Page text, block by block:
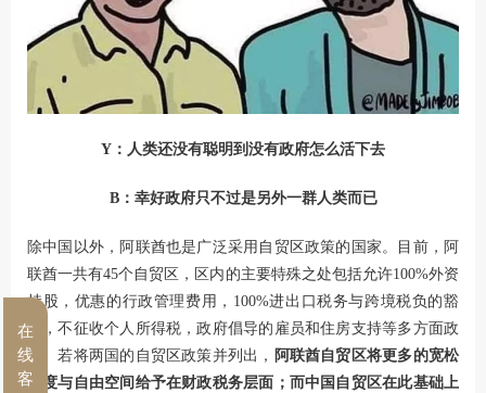
Y：人类还没有聪明到没有政府怎么活下去
B：幸好政府只不过是另外一群人类而已
除中国以外，阿联酋也是广泛采用自贸区政策的国家。目前，阿
联酋一共有45个自贸区，区内的主要特殊之处包括允许100%外资
持股，优惠的行政管理费用，100%进出口税务与跨境税负的豁
免，不征收个人所得税，政府倡导的雇员和住房支持等多方面政
策。若将两国的自贸区政策并列出， 阿联酋自贸区将更多的宽松
力度与自由空间给予在财政税务层面； 而中国自贸区在此基础上
在
线
客